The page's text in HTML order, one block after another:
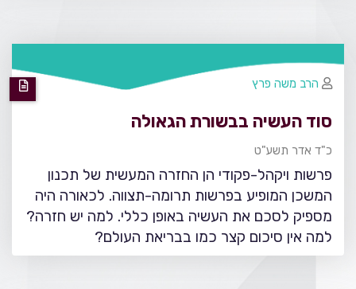
סוד העשיה בבשורת הגאולה
כ"ד אדר תשע"ט
פרשות ויקהל-פקודי הן החזרה המעשית של תכנון
המשכן המופיע בפרשות תרומה-תצווה. לכאורה היה
מספיק לסכם את העשיה באופן כללי. למה יש חזרה?
למה אין סיכום קצר כמו בבריאת העולם?
הרב משה פרץ